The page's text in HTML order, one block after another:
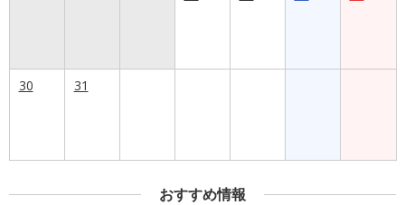
30 31
おすすめ情報